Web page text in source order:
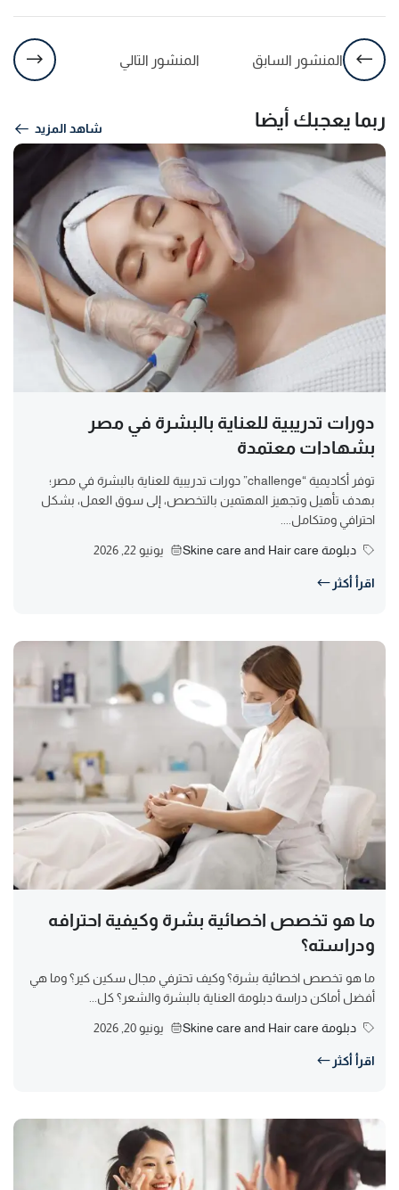
المنشور السابق المنشور التالي
ربما يعجبك أيضا شاهد المزيد
دورات تدريبية للعناية بالبشرة في مصر
بشهادات معتمدة
توفر أكاديمية “challenge” دورات تدريبية للعناية بالبشرة في مصر؛
بهدف تأهيل وتجهيز المهتمين بالتخصص، إلى سوق العمل، بشكل
احترافي ومتكامل....
دبلومة Skine care and Hair care يونيو 22, 2026
اقرأ أكثر
ما هو تخصص اخصائية بشرة وكيفية احترافه
ودراسته؟
ما هو تخصص اخصائية بشرة؟ وكيف تحترفي مجال سكين كير؟ وما هي
أفضل أماكن دراسة دبلومة العناية بالبشرة والشعر؟ كل...
دبلومة Skine care and Hair care يونيو 20, 2026
اقرأ أكثر